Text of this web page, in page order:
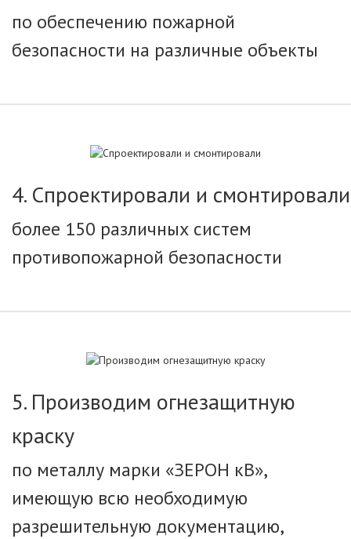
по обеспечению пожарной
безопасности на различные объекты
4. Спроектировали и смонтировали
более 150 различных систем
противопожарной безопасности
5. Производим огнезащитную
краску
по металлу марки «ЗЕРОН кВ»,
имеющую всю необходимую
разрешительную документацию,